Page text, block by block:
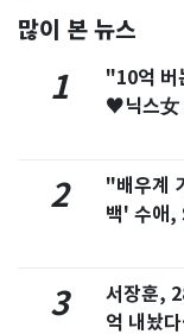
많이 본 뉴스
1
"10억 버
♥닉스女
2
"배우계
백' 수애,
3
서장훈,
억 내놨